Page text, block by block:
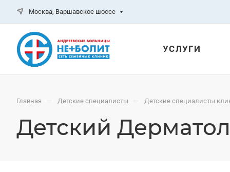
Москва, Варшавское шоссе
УСЛУГИ
Главная — Детские специалисты — Детские специалисты
Детский